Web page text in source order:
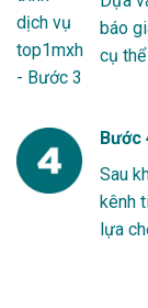
báo
cụ
Bước
Sau
kênh
lựa